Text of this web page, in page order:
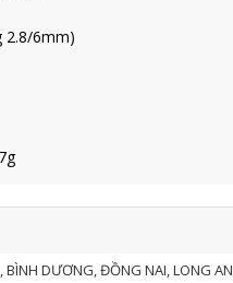
2.8/6mm)
DƯƠNG, ĐỒNG NAI, LONG AN